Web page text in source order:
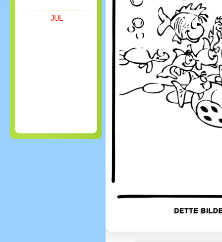
JUL